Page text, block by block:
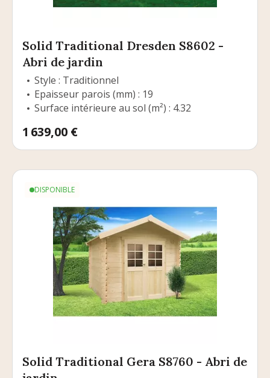
Solid Traditional Dresden S8602 -
Abri de jardin
Style : Traditionnel
Epaisseur parois (mm) : 19
Surface intérieure au sol (m²) : 4.32
Prix
1 639,00 €
DISPONIBLE
Solid Traditional Gera S8760 - Abri de